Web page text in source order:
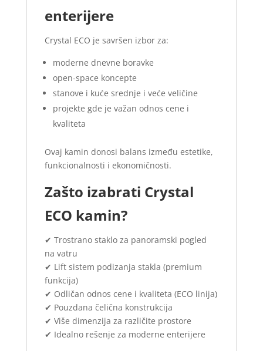
enterijere
Crystal ECO je savršen izbor za:
moderne dnevne boravke
open-space koncepte
stanove i kuće srednje i veće veličine
projekte gde je važan odnos cene i
kvaliteta
Ovaj kamin donosi balans između estetike,
funkcionalnosti i ekonomičnosti.
Zašto izabrati Crystal
ECO kamin?
✔ Trostrano staklo za panoramski pogled
na vatru
✔ Lift sistem podizanja stakla (premium
funkcija)
✔ Odličan odnos cene i kvaliteta (ECO linija)
✔ Pouzdana čelična konstrukcija
✔ Više dimenzija za različite prostore
✔ Idealno rešenje za moderne enterijere